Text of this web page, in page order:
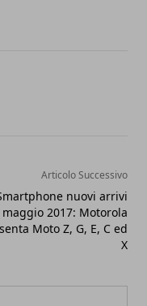
Articolo Successivo
nuovi arrivi
maggio 2017: Motorola
Moto Z, G, E, C ed
X